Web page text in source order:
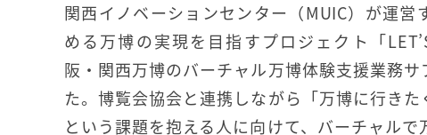
関西イノベーションセンター（MUIC）が運営
める万博の実現を目指すプロジェクト「
阪・関西万博のバーチャル万博体験支援業務サ
た。博覧会協会と連携しながら「万博に行きた
という課題を抱える人に向けて、バーチャルで